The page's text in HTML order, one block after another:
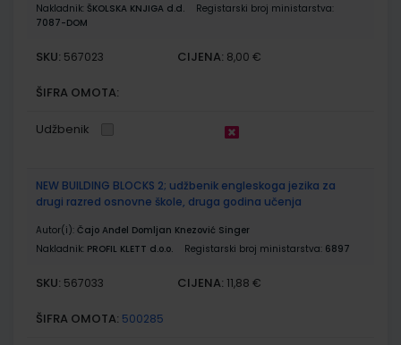
Nakladnik: ŠKOLSKA KNJIGA d.d.
Registarski broj ministarstva:
7087-DOM
SKU: 567023 CIJENA: 8,00 €
ŠIFRA OMOTA:
Udžbenik
NEW BUILDING BLOCKS 2; udžbenik engleskoga jezika za
drugi razred osnovne škole, druga godina učenja
Autor(i): Čajo Anđel Domljan Knezović Singer
Nakladnik: PROFIL KLETT d.o.o. Registarski broj ministarstva: 6897
SKU: 567033 CIJENA: 11,88 €
ŠIFRA OMOTA: 500285